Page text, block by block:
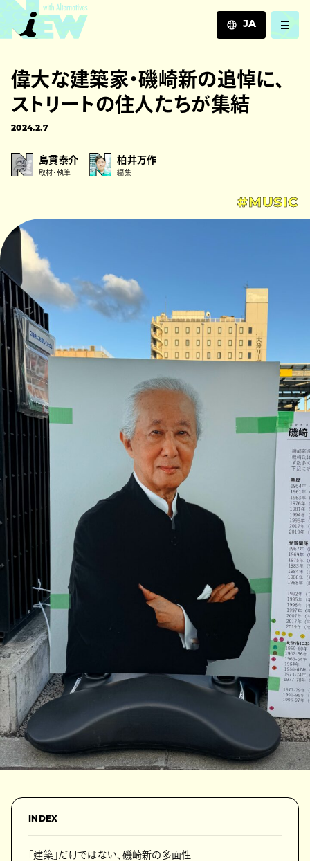
JA
EN
ZH
偉大な建築家・磯崎新の追悼に、
ストリートの住人たちが集結
2024.2.7
島貫泰介
取材・執筆
柏井万作
編集
#MUSIC
INDEX
「建築」だけではない、磯崎新の多面性